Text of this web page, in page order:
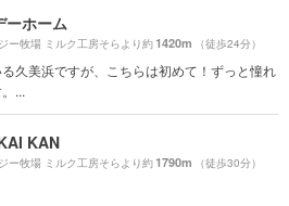
ーホーム
ー牧場 ミルク工房そらより約1420m （徒歩24分）
久美浜ですが、こちらは初めて！ずっと憧れ
...
KAN
ー牧場 ミルク工房そらより約1790m （徒歩30分）